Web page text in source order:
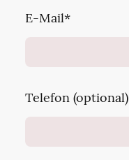
E-Mail*
Telefon (optional)